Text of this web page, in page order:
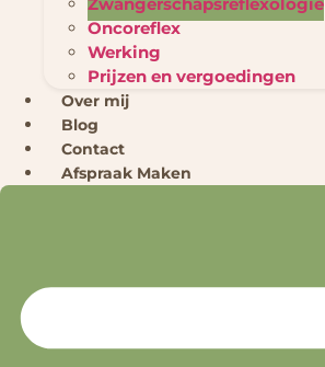
Oncoreflex
Werking
Prijzen en vergoedingen
Over mij
Blog
Contact
Afspraak Maken